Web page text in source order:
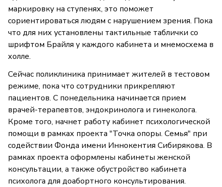
маркировку на ступенях, это поможет
сориентироваться людям с нарушением зрения. Пока
что для них установлены тактильные таблички со
шрифтом Брайля у каждого кабинета и мнемосхема в
холле.
Сейчас поликлиника принимает жителей в тестовом
режиме, пока что сотрудники прикрепляют
пациентов. С понедельника начинается прием
врачей-терапевтов, эндокринолога и гинеколога.
Кроме того, начнет работу кабинет психологической
помощи в рамках проекта "Точка опоры. Семья" при
содействии Фонда имени Иннокентия Сибирякова. В
рамках проекта оформлены кабинеты женской
консультации, а также обустройство кабинета
психолога для доабортного консультирования.